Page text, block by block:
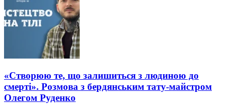
«Створюю те, що залишиться з людиною до
смерті». Розмова з бердянським тату-майстром
Олегом Руденко